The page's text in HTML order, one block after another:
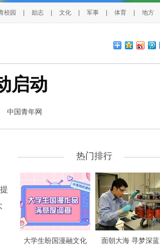
校园 励志 文化 军事 体育 地方
启动
中国青年网
热门排行
大学生盼国漫融文化 面朝大海 寻梦深蓝